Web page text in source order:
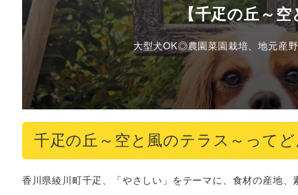
【千疋の丘～
大型犬OK◎農園菜園栽培、地元産
千疋の丘～空と風のテラス～ってど
香川県綾川町千疋、「やさしい」をテーマに、食材の産地、